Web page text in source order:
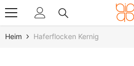
Heim Haferflocken Kernig